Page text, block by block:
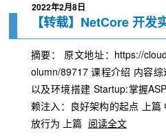
2022年2月8日
【转载】NetCore 开发
摘要： 原文地址：https://
olumn/89717 课程介绍 内容
以及环境搭建 Startup:掌握
赖注入：良好架构的起点 上
放行为 上篇 阅读全文